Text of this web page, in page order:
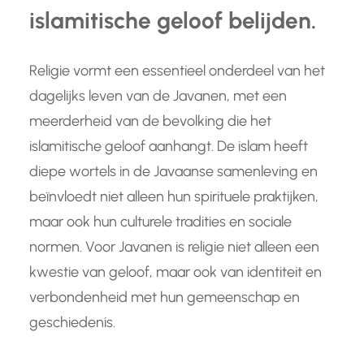
islamitische geloof belijden.
Religie vormt een essentieel onderdeel van het
dagelijks leven van de Javanen, met een
meerderheid van de bevolking die het
islamitische geloof aanhangt. De islam heeft
diepe wortels in de Javaanse samenleving en
beïnvloedt niet alleen hun spirituele praktijken,
maar ook hun culturele tradities en sociale
normen. Voor Javanen is religie niet alleen een
kwestie van geloof, maar ook van identiteit en
verbondenheid met hun gemeenschap en
geschiedenis.